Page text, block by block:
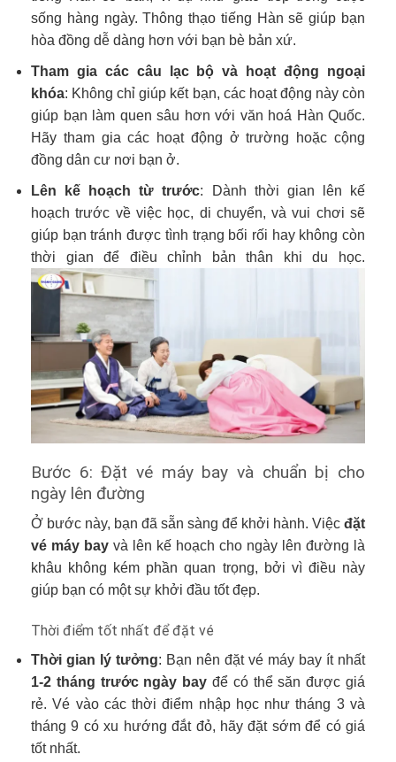
sống hàng ngày. Thông thạo tiếng Hàn sẽ giúp bạn
hòa đồng dễ dàng hơn với bạn bè bản xứ.
Tham gia các câu lạc bộ và hoạt động ngoại
khóa: Không chỉ giúp kết bạn, các hoạt động này còn
giúp bạn làm quen sâu hơn với văn hoá Hàn Quốc.
Hãy tham gia các hoạt động ở trường hoặc cộng
đồng dân cư nơi bạn ở.
Lên kế hoạch từ trước: Dành thời gian lên kế
hoạch trước về việc học, di chuyển, và vui chơi sẽ
giúp bạn tránh được tình trạng bối rối hay không còn
thời gian để điều chỉnh bản thân khi du học.
Bước 6: Đặt vé máy bay và chuẩn bị cho
ngày lên đường
Ở bước này, bạn đã sẵn sàng để khởi hành. Việc đặt
vé máy bay và lên kế hoạch cho ngày lên đường là
khâu không kém phần quan trọng, bởi vì điều này
giúp bạn có một sự khởi đầu tốt đẹp.
Thời điểm tốt nhất để đặt vé
Thời gian lý tưởng: Bạn nên đặt vé máy bay ít nhất
1-2 tháng trước ngày bay để có thể săn được giá
rẻ. Vé vào các thời điểm nhập học như tháng 3 và
tháng 9 có xu hướng đắt đỏ, hãy đặt sớm để có giá
tốt nhất.